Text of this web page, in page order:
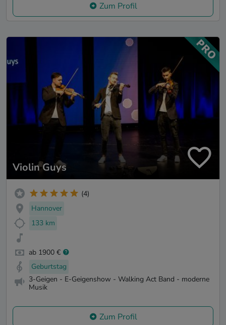
Zum Profil
Violin Guys
(4)
Hannover
133 km
ab 1900 €
Geburtstag
3-Geigen - E-Geigenshow - Walking Act Band - moderne
Musik
Zum Profil